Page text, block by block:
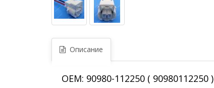
Описание
OEM: 90980-112250 ( 90980112250 )